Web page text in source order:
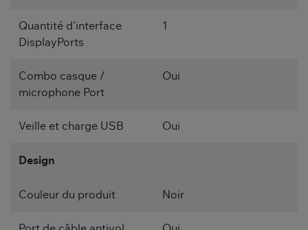
Quantité d'interface
DisplayPorts
1
Combo casque /
microphone Port
Oui
Veille et charge USB Oui
Design
Couleur du produit Noir